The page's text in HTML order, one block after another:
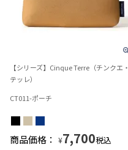
【シリーズ】Cinque Terre（チンクエ・
テッレ）
CT011-ポーチ
商品価格： ¥7,700税込